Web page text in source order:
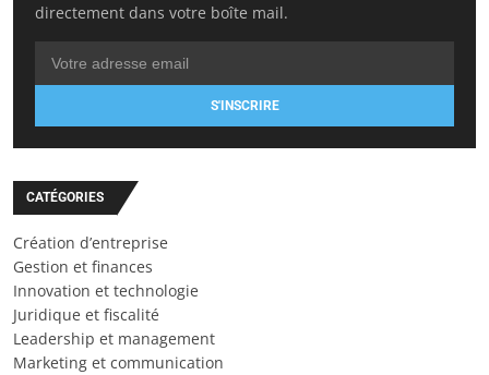
directement dans votre boîte mail.
S'INSCRIRE
CATÉGORIES
Création d’entreprise
Gestion et finances
Innovation et technologie
Juridique et fiscalité
Leadership et management
Marketing et communication